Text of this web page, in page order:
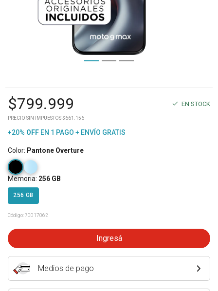
$799.999 EN STOCK
PRECIO SIN IMPUESTOS $661.156
+20% OFF EN 1 PAGO + ENVÍO GRATIS
Color: Pantone Overture
Memoria: 256 GB
256 GB
Código:70017062
Ingresá
Medios de pago